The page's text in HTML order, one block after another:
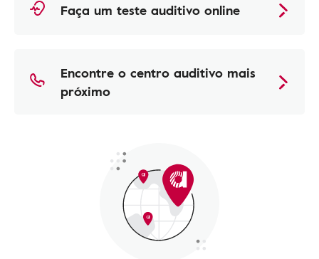
Faça um teste auditivo online
Encontre o centro auditivo mais
próximo